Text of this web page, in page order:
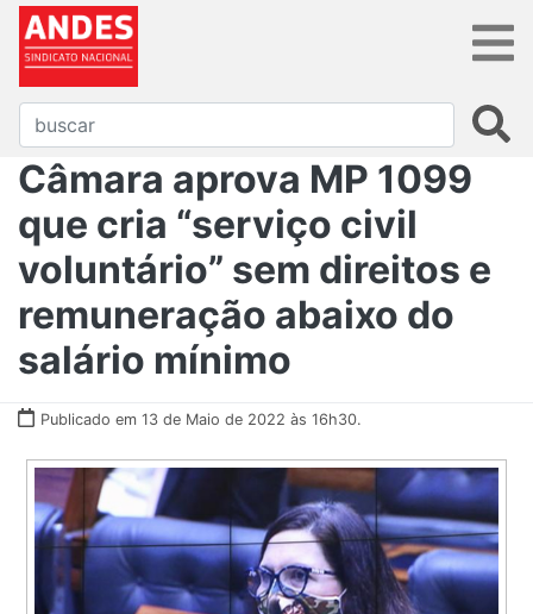
Câmara aprova MP 1099
que cria “serviço civil
voluntário” sem direitos e
remuneração abaixo do
salário mínimo
Publicado em 13 de Maio de 2022 às 16h30.